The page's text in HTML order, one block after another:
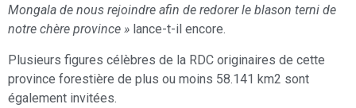
Mongala de nous rejoindre afin de redorer le blason terni de
notre chère province » lance-t-il encore.
Plusieurs figures célèbres de la RDC originaires de cette
province forestière de plus ou moins 58.141 km2 sont
également invitées.